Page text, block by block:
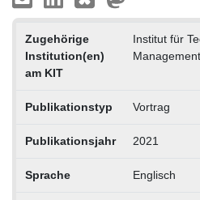
Zugehörige
Institution(en)
am KIT
Institut für
Publikationstyp Vortrag
Publikationsjahr 2021
Sprache Englisch